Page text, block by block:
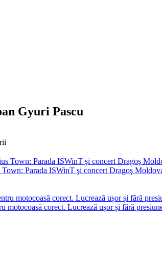
Gyuri Pascu
Parada ISWinT şi concert Dragoş
motocoasă corect. Lucrează ușor și fără